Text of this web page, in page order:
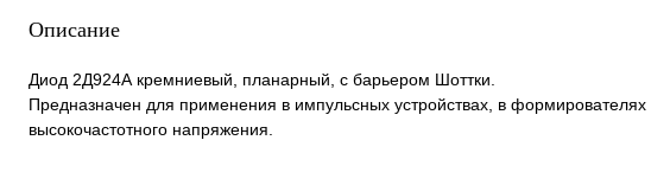
Описание
Диод 2Д924А кремниевый, планарный, с барьером Шоттки.
Предназначен для применения в импульсных устройствах, в
высокочастотного напряжения.